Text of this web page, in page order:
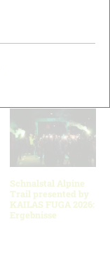
Schnalstal Alpine
Trail presented by
KAILAS FUGA 2026:
Ergebnisse